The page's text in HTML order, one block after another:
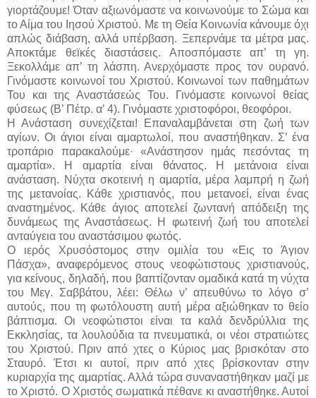
γιορτάζουμε! Όταν αξιωνόμαστε να κοινωνούμε το Σώμα και
το Αίμα του Ιησού Χριστού. Με τη Θεία Κοινωνία κάνουμε όχι
απλώς διάβαση, αλλά υπέρβαση. Ξεπερνάμε τα μέτρα μας.
Αποκτάμε θεϊκές διαστάσεις. Αποσπόμαστε απ’ τη γη.
Ξεκολλάμε απ’ τη λάσπη. Ανερχόμαστε προς τον ουρανό.
Γινόμαστε κοινωνοί του Χριστού. Κοινωνοί των παθημάτων
Του και της Αναστάσεώς Του. Γινόμαστε κοινωνοί θείας
φύσεως (Β’ Πέτρ. α’ 4). Γινόμαστε χριστοφόροι, θεοφόροι.
Η Ανάσταση συνεχίζεται! Επαναλαμβάνεται στη ζωή των
αγίων. Οι άγιοι είναι αμαρτωλοί, που αναστήθηκαν. Σ’ ένα
τροπάριο παρακαλούμε· «Ανάστησον ημάς πεσόντας τη
αμαρτία». Η αμαρτία είναι θάνατος. Η μετάνοια είναι
ανάσταση. Νύχτα σκοτεινή η αμαρτία, μέρα λαμπρή η ζωή
της μετανοίας. Κάθε χριστιανός, που μετανοεί, είναι ένας
αναστημένος. Κάθε άγιος αποτελεί ζωντανή απόδειξη της
δυνάμεως της Αναστάσεως. Η φωτεινή ζωή του αποτελεί
ανταύγεια του αναστάσιμου φωτός.
Ο ιερός Χρυσόστομος στην ομιλία του «Εις το Άγιον
Πάσχα», αναφερόμενος στους νεοφώτιστους χριστιανούς,
για κείνους, δηλαδή, που βαπτίζονταν ομαδικά κατά τη νύχτα
του Μεγ. Σαββάτου, λέει: Θέλω ν’ απευθύνω το λόγο σ’
αυτούς, που τη φωτόλουστη αυτή μέρα αξιώθηκαν το θείο
βάπτισμα. Οι νεοφώτιστοι είναι τα καλά δενδρύλλια της
Εκκλησίας, τα λουλούδια τα πνευματικά, οι νέοι στρατιώτες
του Χριστού. Πριν από χτες ο Κύριος μας βρισκόταν στο
Σταυρό. Έτσι κι αυτοί, πριν από χτες βρίσκονταν στην
κυριαρχία της αμαρτίας. Αλλά τώρα συναναστήθηκαν μαζί με
το Χριστό. Ο Χριστός σωματικά πέθανε κι αναστήθηκε. Αυτοί